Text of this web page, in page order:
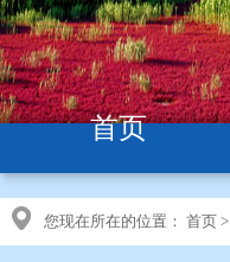
首页
您现在所在的位置： 首页 >